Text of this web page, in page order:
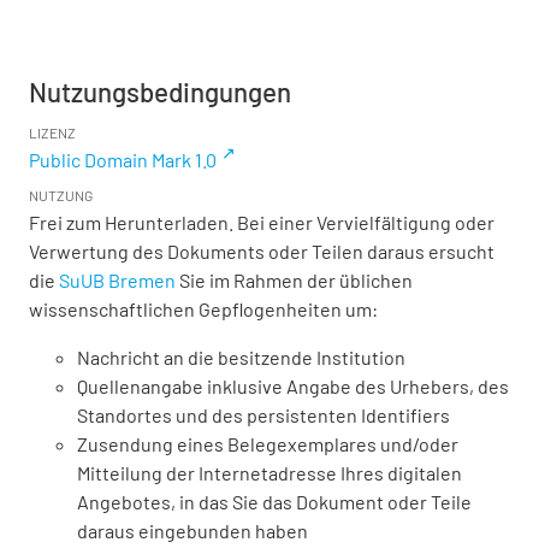
Nutzungsbedingungen
LIZENZ
Public Domain Mark 1.0
NUTZUNG
Frei zum Herunterladen. Bei einer Vervielfältigung oder
Verwertung des Dokuments oder Teilen daraus ersucht
die SuUB Bremen Sie im Rahmen der üblichen
wissenschaftlichen Gepflogenheiten um:
Nachricht an die besitzende Institution
Quellenangabe inklusive Angabe des Urhebers, des
Standortes und des persistenten Identifiers
Zusendung eines Belegexemplares und/oder
Mitteilung der Internetadresse Ihres digitalen
Angebotes, in das Sie das Dokument oder Teile
daraus eingebunden haben